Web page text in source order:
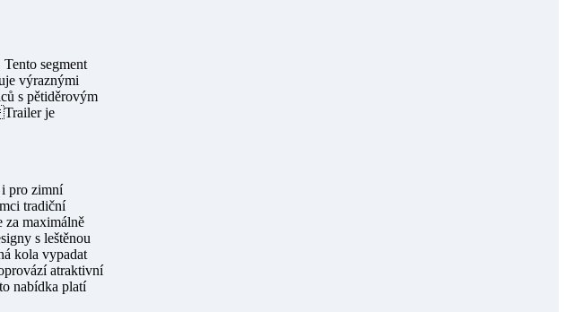
segment
výraznými
s pětiděrovým
Trailer je
pro zimní
tradiční
za maximálně
s leštěnou
kola vypadat
atraktivní
nabídka platí